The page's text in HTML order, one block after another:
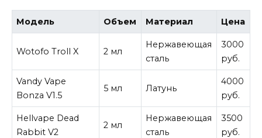
Модель Объем Материал Цена
Wotofo Troll X 2 мл
Нержавеющая
сталь
3000
руб.
Vandy Vape
Bonza V1.5
5 мл Латунь
4000
руб.
Hellvape Dead
Rabbit V2
2 мл
Нержавеющая
сталь
3500
руб.